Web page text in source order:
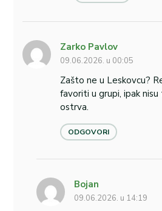
Zarko Pavlov
09.06.2026. u 00:05
Zašto ne u Leskovcu?
favoriti u grupi, ipak
ostrva.
ODGOVORI
Bojan
09.06.2026. u 14:19